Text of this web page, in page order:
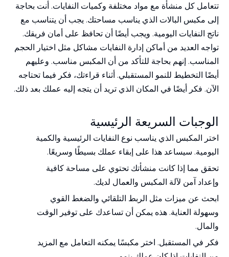
تتعامل كل منشأة مع مواد مختلفة وكميات النفايات. أنت بحاجة
إلى مكبس البالات الذي يناسب مساحتك. يجب أن يتناسب مع
ناتج النفايات اليومية. ويجب أيضًا أن تحافظ على أمان فريقك.
تواجه العديد من أماكن إدارة النفايات مشاكل مثل اختيار الحجم
المناسب. إنهم بحاجة للتأكد من أن المكبس مناسب. وعليهم
أيضًا التخطيط للنمو المستقبلي. أثناء قراءتك، فكر فيما تحتاجه
الآن. فكر أيضًا في المكان الذي تريد أن يتجه إليه عملك بعد ذلك.
الوجبات السريعة الرئيسية
اختر المكبس الذي يناسب نوع النفايات الرئيسية والكمية
اليومية. سيساعد هذا على إبقاء عملك بسيطًا وسريعًا.
تحقق مما إذا كانت منشأتك تحتوي على مساحة كافية
وإعداد آمن لآلة المكبس والعمال لديك.
ابحث عن ميزات مثل الربط التلقائي والضغط القوي
وسهولة العناية. هذه يمكن أن تساعدك على توفير الوقت
والمال.
فكر في المستقبل. اختر مكبسًا يمكنه التعامل مع المزيد